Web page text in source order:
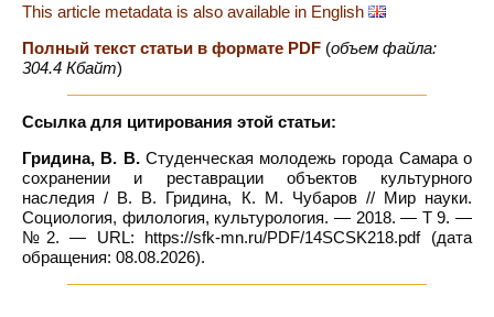
This article metadata is also available in English
Полный текст статьи в формате PDF (объем файла:
304.4 Кбайт)
Ссылка для цитирования этой статьи:
Гридина, В. В.Студенческая молодежь города Самара о
сохранении и реставрации объектов культурного
наследия / В. В. Гридина, К. М. Чубаров // Мир науки.
Социология, филология, культурология. — 2018. — Т 9. —
№2. — URL: https://sfk-mn.ru/PDF/14SCSK218.pdf (дата
обращения: 08.08.2026).